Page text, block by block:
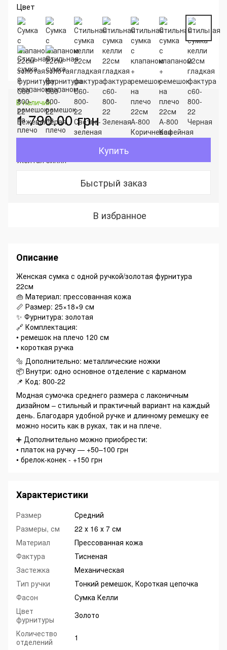
Цвет
В наличии
1 790.00 грн
Купить
Быстрый заказ
В избранное
Описание
Женская сумка с одной ручкой/золотая фурнитура
22см
👜 Материал: прессованная кожа
📏 Размер: 25×18×9 см
✨ Фурнитура: золотая
🔗 Комплектация:
• ремешок на плечо 120 см
• короткая ручка
🔩 Дополнительно: металлические ножки
📦 Внутри: одно основное отделение с карманом
📌 Код: 800-22
Модная сумочка среднего размера с лаконичным
дизайном – стильный и практичный вариант на каждый
день. Благодаря удобной ручке и длинному ремешку ее
можно носить как в руках, так и на плече.
➕ Дополнительно можно приобрести:
• платок на ручку — +50–100 грн
• брелок-конек - +150 грн
Характеристики
Размер
Средний
Размеры, см
22 х 16 х 7 см
Материал
Прессованная кожа
Фактура
Тисненая
Застежка
Механическая
Тип ручки
Тонкий ремешок, Короткая цепочка
Фасон
Сумка Келли
Цвет
фурнитуры
Золото
Количество
отделений
1